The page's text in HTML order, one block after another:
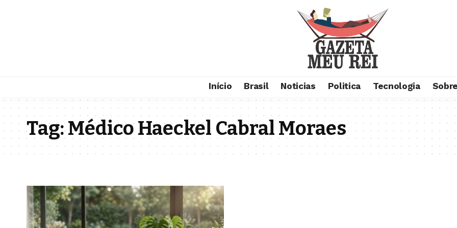
Início Brasil Noticias Politica Tecnologia
Tag:Médico Haeckel Cabral Moraes